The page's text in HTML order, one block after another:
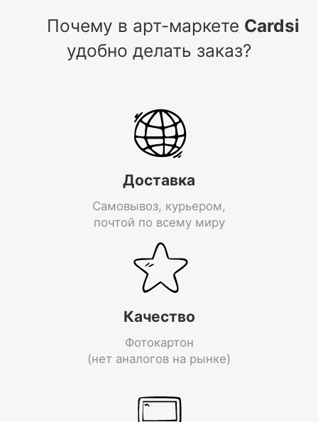
Почему в арт-маркете Cardsi
удобно делать заказ?
Доставка
Самовывоз, курьером,
почтой по всему миру
Качество
Фотокартон
(нет аналогов на рынке)